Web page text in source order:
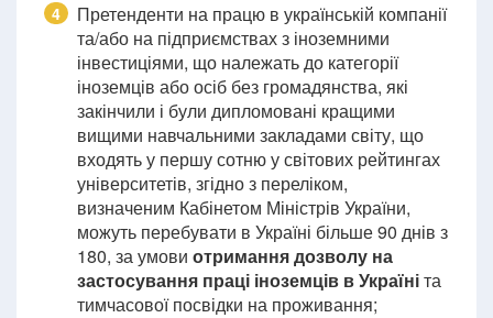
4
Претенденти на працю в українській компанії
та/або на підприємствах з іноземними
інвестиціями, що належать до категорії
іноземців або осіб без громадянства, які
закінчили і були дипломовані кращими
вищими навчальними закладами світу, що
входять у першу сотню у світових рейтингах
університетів, згідно з переліком,
визначеним Кабінетом Міністрів України,
можуть перебувати в Україні більше 90 днів з
180, за умови отримання дозволу на
застосування праці іноземців в Україніта
тимчасової посвідки на проживання;